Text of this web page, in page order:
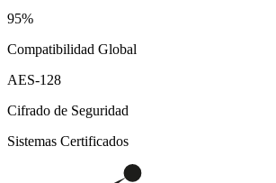
95%
Compatibilidad Global
AES-128
Cifrado de Seguridad
Sistemas Certificados